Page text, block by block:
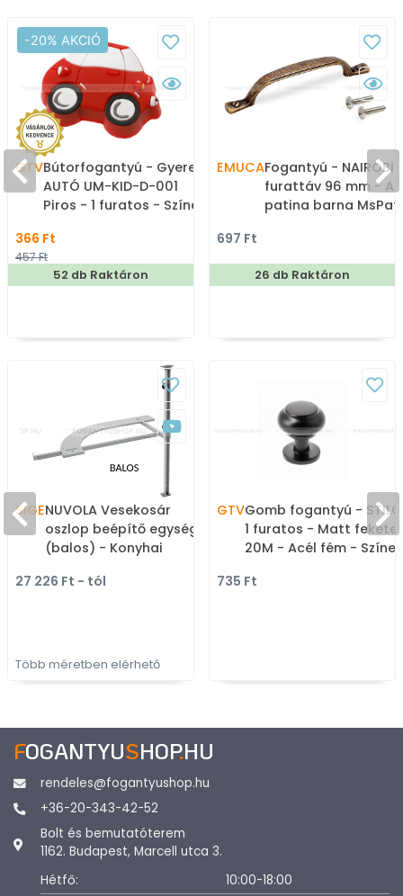
-20% AKCIÓ
GTVBútorfogantyú - Gyerek
AUTÓ UM-KID-D-001
Piros - 1 furatos - Színes
gyerekbútor fogantyú
366 Ft
457 Ft
52 db Raktáron
EMUCAFogantyú - NAIROBI
furattáv 96 mm -
patina barna
fém bútorfogantyú
697 Ft
26 db Raktáron
SIGENUVOLA Vesekosár
oszlop beépítő egység
(balos) - Konyhai
rendezők
27 226 Ft - tól
Több méretben elérhető
GTVGomb fogantyú -
1 furatos - Matt fekete
20M - Acél fém - Színes
bútorgomb
735 Ft
FOGANTYUSHOP.HU
rendeles@fogantyushop.hu
+36-20-343-42-52
Bolt és bemutatóterem
1162. Budapest, Marcell utca 3.
Hétfő:
10:00-18:00